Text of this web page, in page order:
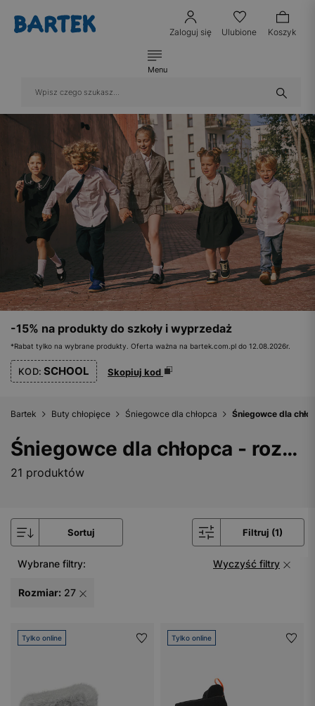
Zaloguj się Ulubione Koszyk
Menu
-15% na produkty do szkoły i wyprzedaż
*Rabat tylko na wybrane produkty. Oferta ważna na bartek.com.pl do 12.08.2026r.
KOD: SCHOOL Skopiuj kod
Bartek Buty chłopięce Śniegowce dla chłopca Śniegowce dla
Śniegowce dla chłopca - rozmiar 27
21 produktów
Sortuj Filtruj (1)
Wybrane filtry: Wyczyść filtry
Rozmiar: 27
Tylko online Tylko online